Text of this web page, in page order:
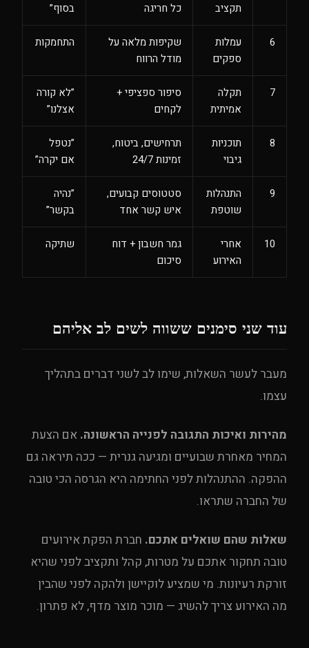
תקציב
כל חריגה
בסוף”
6
עמלות
ספקים
שקיפות מלאה על
מודל הרווח
התחמקות
7
תקלה
אמיתית
סיפור ספציפי +
לקחים
”לא קורה
אצלנו”
8
תוכניות
גיבוי
תרחישים, ביטוח,
זמינות 24/7
”נטפל
אם יקרה”
9
התנהלות
שוטפת
סטטוסים קבועים,
איש קשר אחד
”נהיה
בקשר”
10
אחרי
האירוע
גמר חשבון + דוח
סיכום
שתיקה
עוד שני סימנים ששווה לשים לב אליהם
מעבר לעשר השאלות, שימו לב לשני דברים בתהליך
עצמו.
מהירות ואיכות התגובה לפנייה הראשונה. אם הצעת
המחיר מאחרת שבועיים ומגיעה גנרית — ככה תיראה גם
ההפקה. ההתנהלות לפני החתימה היא הגרסה הכי טובה
של החברה שתראו.
שאלות שהם שואלים אתכם. חברת הפקת אירועים
טובה תחקור אתכם על מטרות, קהל ותקציב לפני שהיא
זורקת רעיונות. מי שמציע לוקיישן ולהקה לפני שהבין
מה האירוע צריך להשיג — מוכר מוצר מדף, לא פתרון.